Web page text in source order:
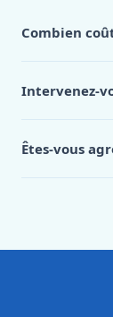
Combien
Idegem,
Intervenez-
Êtes-vous